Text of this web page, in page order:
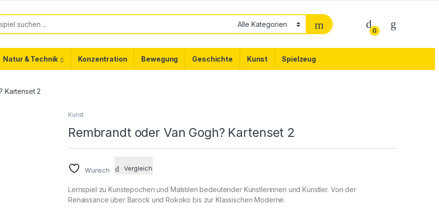
0
Natur & Technik Konzentration Bewegung Geschichte Kunst Spielzeug
Kartenset 2
Kunst
Rembrandt oder Van Gogh? Kartenset 2
Wunsch Vergleich
Lernspiel zu Kunstepochen und Malstilen bedeutender Künstlerinnen und Künstler. Von der
Renaissance über Barock und Rokoko bis zur Klassischen Moderne.